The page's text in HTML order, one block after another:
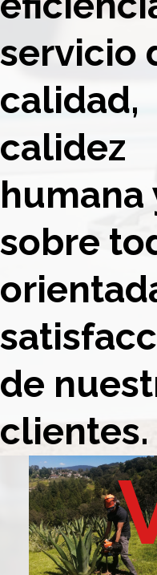
servicio
calidad,
calidez
humana
sobre
de
clientes.